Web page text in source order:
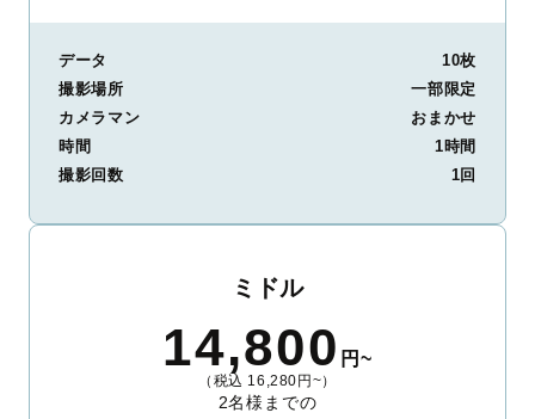
データ
10枚
撮影場所
一部限定
カメラマン
おまかせ
時間
1時間
撮影回数
1回
ミドル
14,800 円~
（税込 16,280円~）
2名様までの